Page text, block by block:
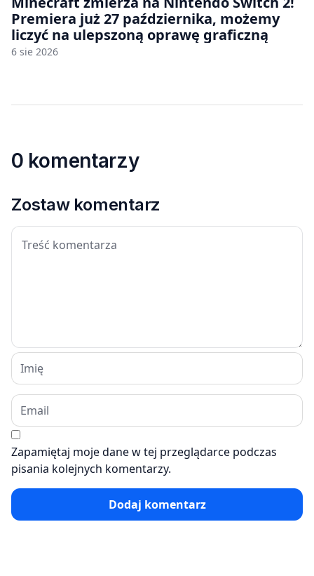
Premiera już 27 października, możemy
liczyć na ulepszoną oprawę graficzną
6 sie 2026
0 komentarzy
Zostaw komentarz
Zapamiętaj moje dane w tej przeglądarce podczas
pisania kolejnych komentarzy.
Dodaj komentarz